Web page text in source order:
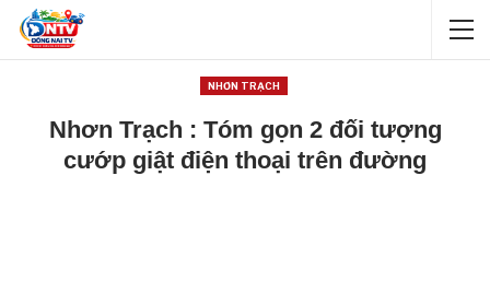
NHƠN TRẠCH
Nhơn Trạch : Tóm gọn 2 đối tượng
cướp giật điện thoại trên đường